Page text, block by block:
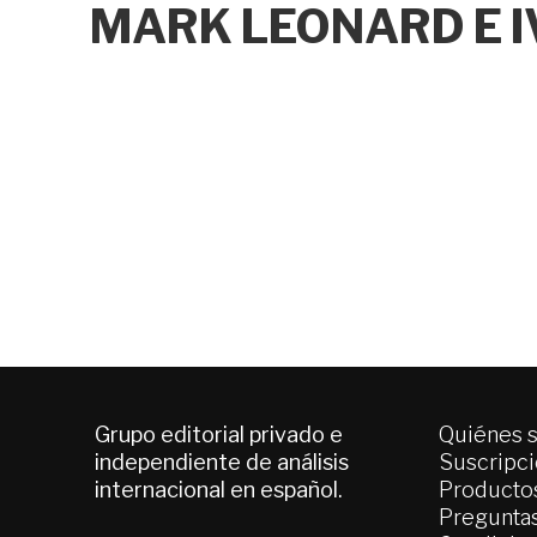
MARK LEONARD E
Grupo editorial privado e
independiente de análisis
internacional en español.
Quiénes